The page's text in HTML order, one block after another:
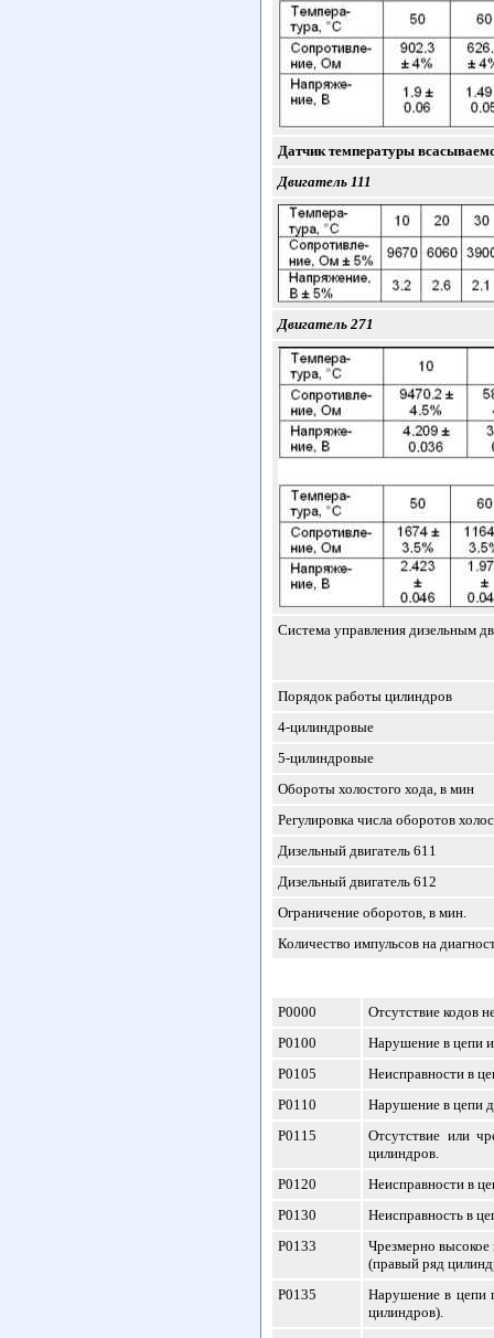
Датчик температуры
Двигатель 111
Двигатель 271
Система управления дизельным
Порядок работы цилиндров
4-цилиндровые
5-цилиндровые
Обороты холостого хода, в мин
Регулировка числа оборотов
Дизельный двигатель 611
Дизельный двигатель 612
Ограничение оборотов, в мин.
Количество импульсов на
P0000
Отсутствие кодов
P0100
Нарушение в цепи
P0105
Неисправности в
P0110
Нарушение в цепи
P0115
Отсутствие или
цилиндров.
P0120
Неисправности в
P0130
Неисправность в
P0133
Чрезмерно высокое
(правый ряд
P0135
Нарушение в цепи
цилиндров).